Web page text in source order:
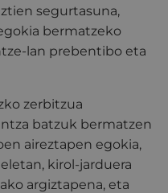
segurtasuna,
bermatzeko
lan prebentibo eta
zerbitzua
batzuk bermatzen
aireztapen egokia,
kirol-jarduera
argiztapena, eta